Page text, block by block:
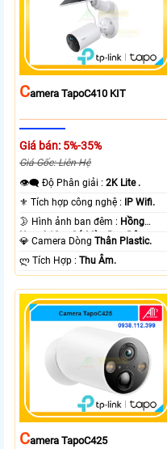
CAmera TapoC410 KIT
Giá bán: 5%-35%
Giá Gốc: Liên Hệ
👁️‍🗨 Độ Phân giải :2K Lite .
⚜️ Tích hợp công nghệ : IP Wifi.
🌛 Hình ảnh ban đêm : Hồng
Ngoại 10m Có Màu Ban Ðêm.
💎 Camera DòngThân Plastic.
️ლ Tích Hợp :Thu Âm.
CAmera TapoC425